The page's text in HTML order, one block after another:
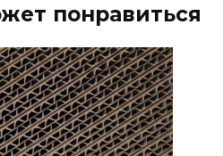
понравиться